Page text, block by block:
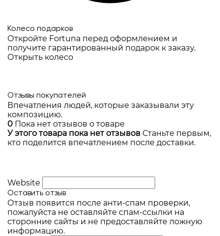
Колесо подарков
Откройте Fortuna перед оформлением и
получите гарантированный подарок к заказу.
Открыть колесо
Отзывы покупателей
Впечатления людей, которые заказывали эту
композицию.
0 Пока нет отзывов о товаре
У этого товара пока нет отзывов Станьте первым,
кто поделится впечатлением после доставки.
Website
Оставить отзыв
Отзыв появится после анти-спам проверки,
пожалуйста не оставляйте спам-ссылки на
сторонние сайты и не предоставляйте ложную
информацию.